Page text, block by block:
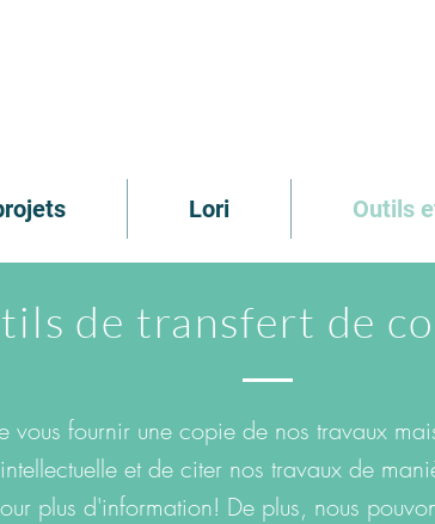
Lori Outils
de transfert de
vous fournir une copie de nos travaux
et de citer nos travaux de
plus d'information! De plus, nous